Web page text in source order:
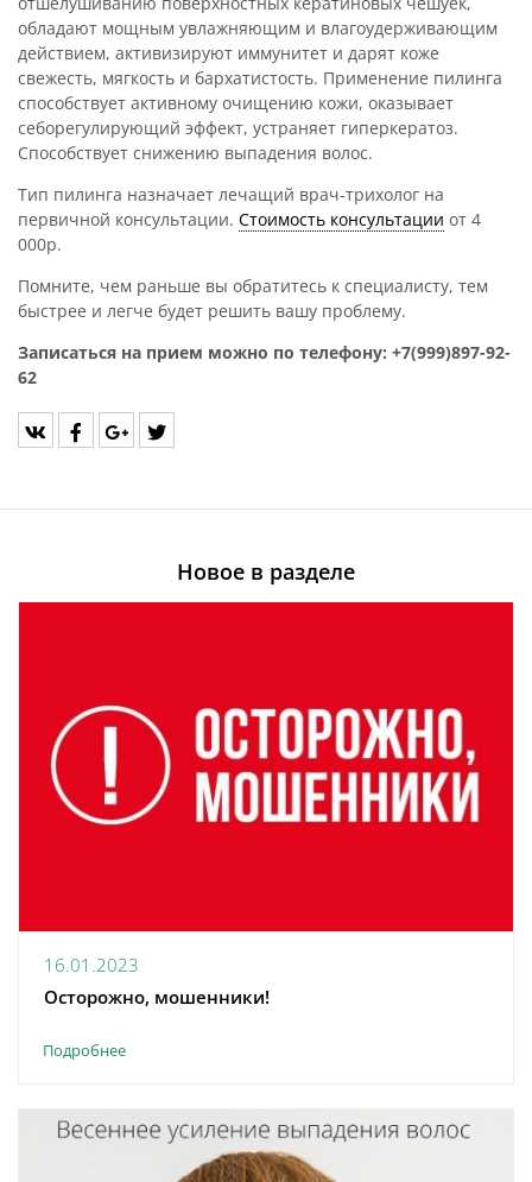
обладают мощным увлажняющим и влагоудерживающим
действием, активизируют иммунитет и дарят коже
свежесть, мягкость и бархатистость. Применение пилинга
способствует активному очищению кожи, оказывает
себорегулирующий эффект, устраняет гиперкератоз.
Способствует снижению выпадения волос.
Тип пилинга назначает лечащий врач-трихолог на
первичной консультации. Стоимость консультации от 4
000р.
Помните, чем раньше вы обратитесь к специалисту, тем
быстрее и легче будет решить вашу проблему.
Записаться на прием можно по телефону: +7(999)897-92-
62
Новое в разделе
16.01.2023
Осторожно, мошенники!
Подробнее